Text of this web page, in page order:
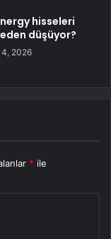
hisseleri
düşüyor?
2026
* ile